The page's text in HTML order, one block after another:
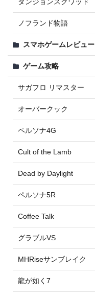
ダンジョンスクワッド
ノフランド物語
スマホゲームレビュー
ゲーム攻略
サガフロ リマスター
オーバークック
ペルソナ4G
Cult of the Lamb
Dead by Daylight
ペルソナ5R
Coffee Talk
グラブルVS
MHRiseサンブレイク
龍が如く7